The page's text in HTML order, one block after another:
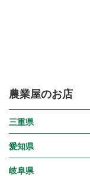
農業屋のお店
三重県
愛知県
岐阜県